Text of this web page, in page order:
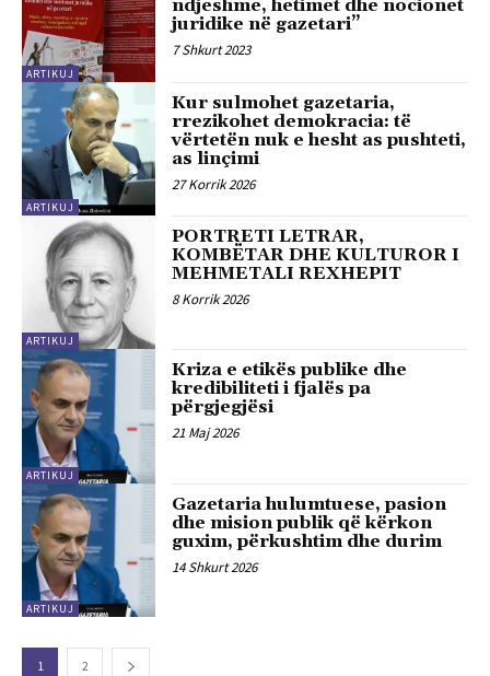
ARTIKUJ
ndjeshme, hetimet dhe nocionet
juridike në gazetari”
7 Shkurt 2023
ARTIKUJ
Kur sulmohet gazetaria,
rrezikohet demokracia: të
vërtetën nuk e hesht as pushteti,
as linçimi
27 Korrik 2026
ARTIKUJ
PORTRETI LETRAR,
KOMBËTAR DHE KULTUROR I
MEHMETALI REXHEPIT
8 Korrik 2026
ARTIKUJ
Kriza e etikës publike dhe
kredibiliteti i fjalës pa
përgjegjësi
21 Maj 2026
ARTIKUJ
Gazetaria hulumtuese, pasion
dhe mision publik që kërkon
guxim, përkushtim dhe durim
14 Shkurt 2026
1 2